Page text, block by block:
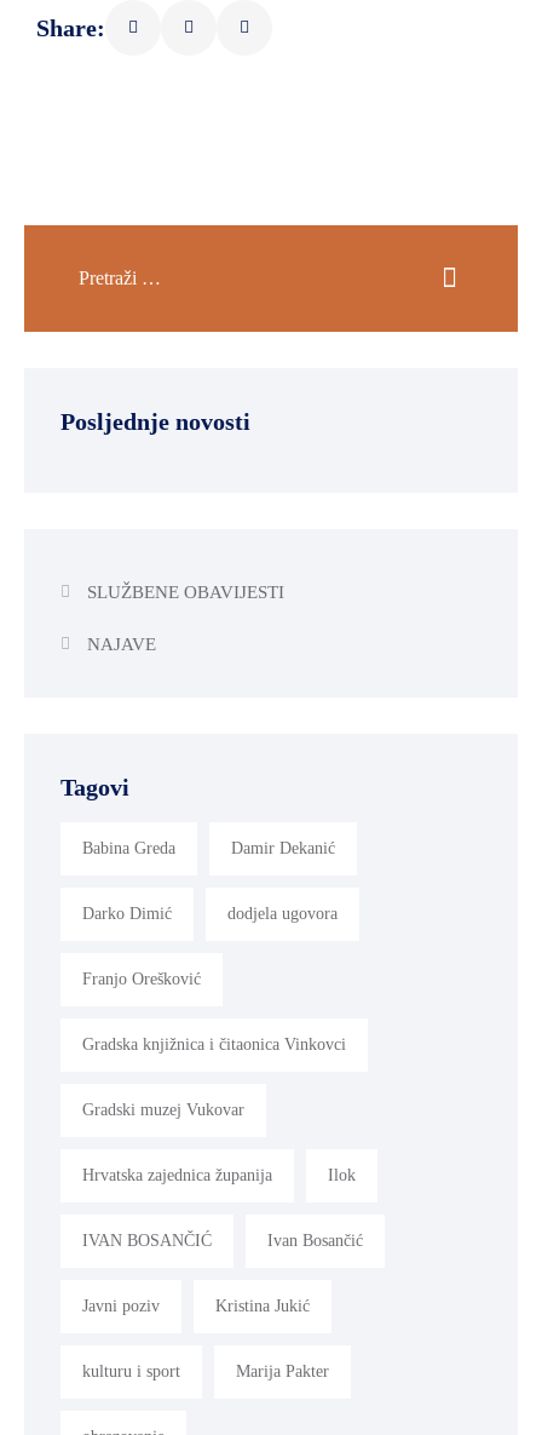
Share:
Posljednje novosti
SLUŽBENE OBAVIJESTI
NAJAVE
Tagovi
Babina Greda Damir Dekanić
Darko Dimić dodjela ugovora
Franjo Orešković
Gradska knjižnica i čitaonica Vinkovci
Gradski muzej Vukovar
Hrvatska zajednica županija Ilok
IVAN BOSANČIĆ Ivan Bosančić
Javni poziv Kristina Jukić
kulturu i sport Marija Pakter